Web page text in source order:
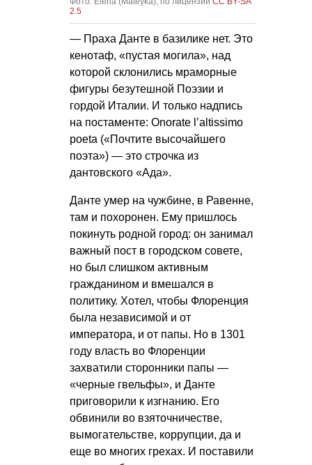
2.5
— Праха Данте в базилике нет. Это
кенотаф, «пустая могила», над
которой склонились мраморные
фигуры безутешной Поэзии и
гордой Италии. И только надпись
на постаменте: Onorate l’altissimo
poeta («Почтите высочайшего
поэта») — это строчка из
дантовского «Ада».
Данте умер на чужбине, в Равенне,
там и похоронен. Ему пришлось
покинуть родной город: он занимал
важный пост в городском совете,
но был слишком активным
гражданином и вмешался в
политику. Хотел, чтобы Флоренция
была независимой и от
императора, и от папы. Но в 1301
году власть во Флоренции
захватили сторонники папы —
«черные гвельфы», и Данте
приговорили к изгнанию. Его
обвинили во взяточничестве,
вымогательстве, коррупции, да и
еще во многих грехах. И поставили